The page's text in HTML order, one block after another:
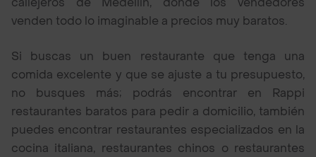
venden todo lo imaginable a precios muy baratos.
Si buscas un buen restaurante que tenga una
comida excelente y que se ajuste a tu presupuesto,
no busques más; podrás encontrar en Rappi
restaurantes baratos para pedir a domicilio, también
puedes encontrar restaurantes especializados en la
cocina italiana, restaurantes chinos o restaurantes